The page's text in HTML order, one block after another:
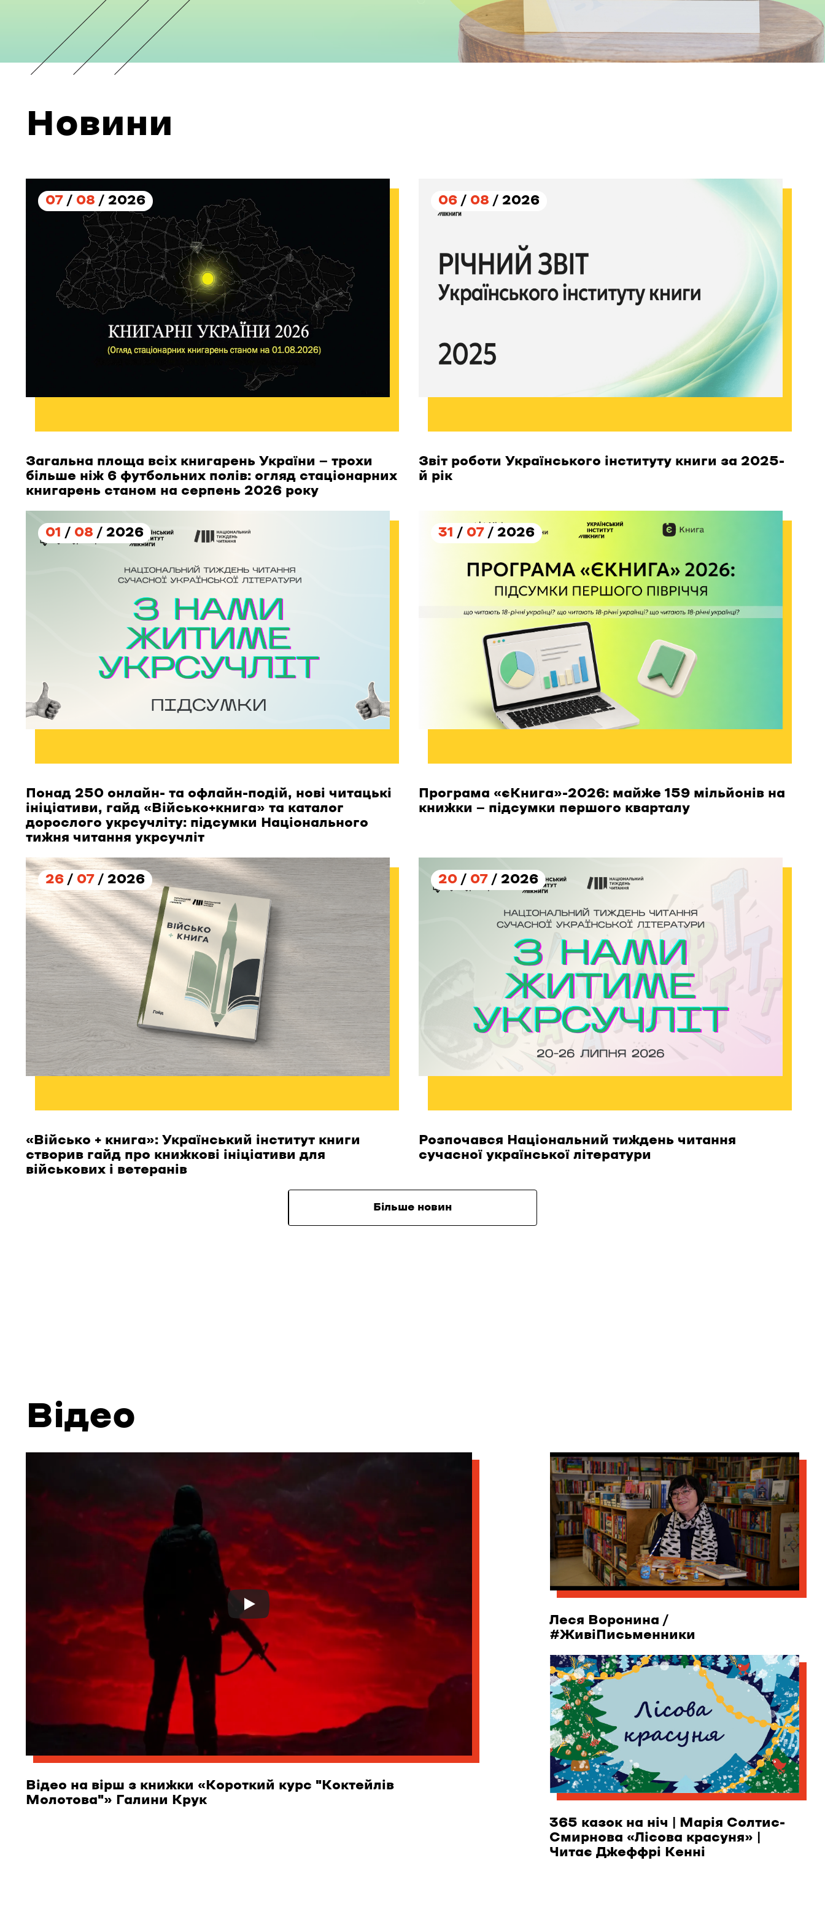
Новини
07 / 08 / 2026
Загальна площа всіх книгарень України — трохи
більше ніж 6 футбольних полів: огляд стаціонарних
книгарень станом на серпень 2026 року
06 / 08 / 2026
Звіт роботи Українського інституту книги за 2025-
й рік
01 / 08 / 2026
Понад 250 онлайн- та офлайн-подій, нові читацькі
ініціативи, гайд «Військо+книга» та каталог
дорослого укрсучліту: підсумки Національного
тижня читання укрсучліт
31 / 07 / 2026
Програма «єКнига»-2026: майже 159 мільйонів на
книжки — підсумки першого кварталу
26 / 07 / 2026
«Військо + книга»: Український інститут книги
створив гайд про книжкові ініціативи для
військових і ветеранів
20 / 07 / 2026
Розпочався Національний тиждень читання
сучасної української літератури
Більше новин
Відео
Відео на вірш з книжки «Короткий курс "Коктейлів
Молотова"» Галини Крук
Леся Воронина /
#ЖивіПисьменники
365 казок на ніч | Марія Солтис-
Смирнова «Лісова красуня» |
Читає Джеффрі Кенні